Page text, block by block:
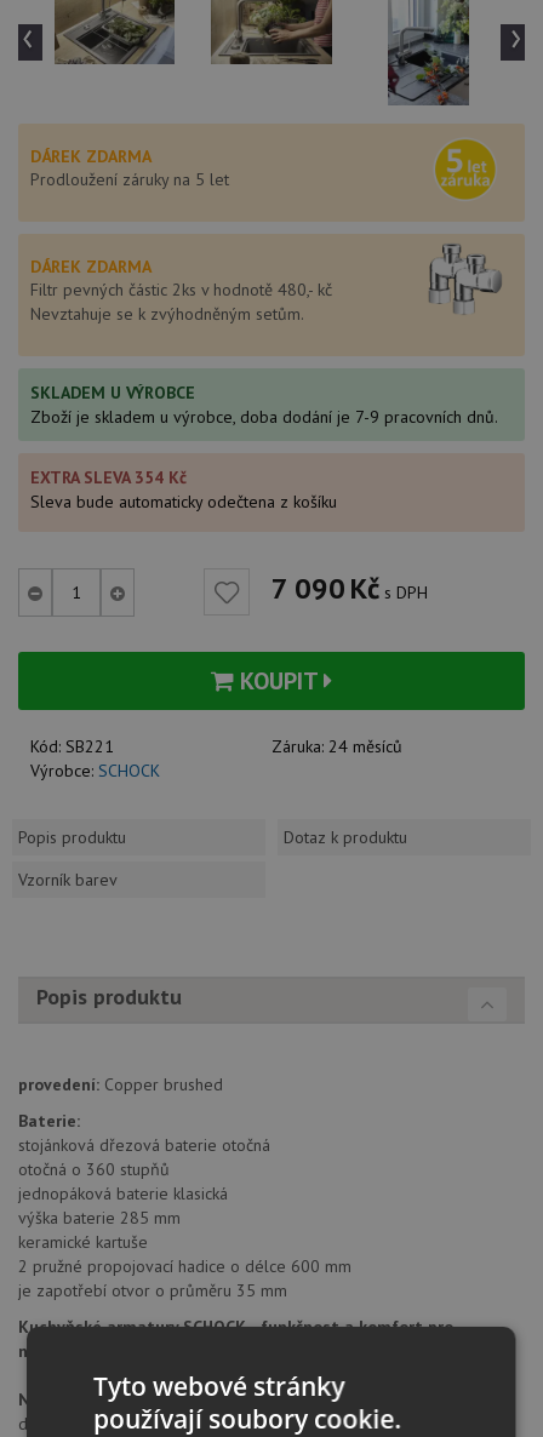
‹ ›
DÁREK ZDARMA
Prodloužení záruky na 5 let
DÁREK ZDARMA
Filtr pevných částic 2ks v hodnotě 480,- kč
Nevztahuje se k zvýhodněným setům.
SKLADEM U VÝROBCE
Zboží je skladem u výrobce, doba dodání je 7-9 pracovních dnů.
EXTRA SLEVA 354 Kč
Sleva bude automaticky odečtena z košíku
7 090Kč s DPH
KOUPIT
Kód: SB221 Záruka: 24 měsíců
Výrobce: SCHOCK
Popis produktu
Dotaz k produktu
Vzorník barev
Popis produktu
provedení: Copper brushed
Baterie:
stojánková dřezová baterie otočná
otočná o 360 stupňů
jednopáková baterie klasická
výška baterie 285 mm
keramické kartuše
2 pružné propojovací hadice o délce 600 mm
je zapotřebí otvor o průměru 35 mm
Kuchyňské armatury SCHOCK - funkčnost a komfort pro
nejvyšší nároky
Německá značka Schockv sobě zahrnuje tradici a vývoj trvající
déle než 80 let. Již od roku 1924, kdy byla založena společnost
Tyto webové stránky
používají soubory cookie.